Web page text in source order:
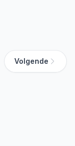
Volgende